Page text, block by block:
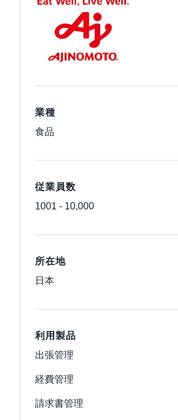
業種
食品
従業員数
1001 - 10,000
所在地
日本
利用製品
出張管理
経費管理
請求書管理